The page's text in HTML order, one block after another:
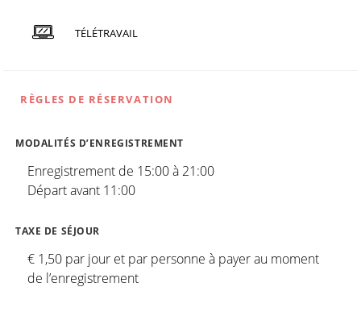
TÉLÉTRAVAIL
RÈGLES DE RÉSERVATION
MODALITÉS D’ENREGISTREMENT
Enregistrement de 15:00 à 21:00
Départ avant 11:00
TAXE DE SÉJOUR
€ 1,50 par jour et par personne à payer au moment
de l’enregistrement